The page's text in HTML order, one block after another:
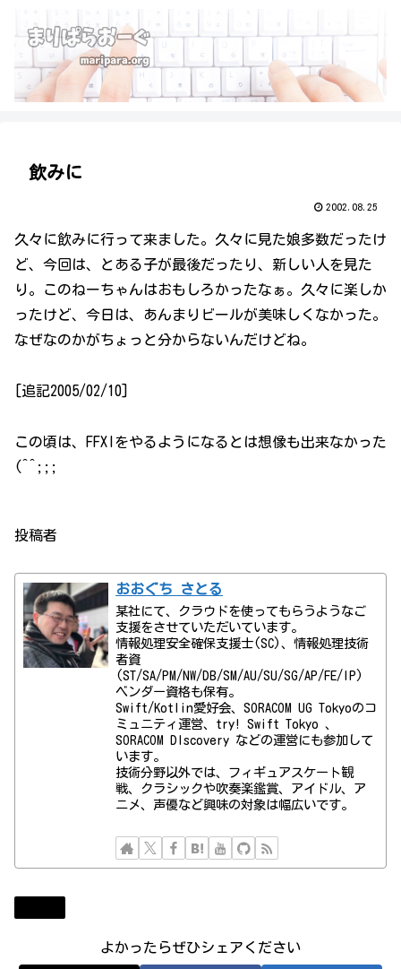
飲みに
2002.08.25
久々に飲みに行って来ました。久々に見た娘多数だったけ
ど、今回は、とある子が最後だったり、新しい人を見た
り。このねーちゃんはおもしろかったなぁ。久々に楽しか
ったけど、今日は、あんまりビールが美味しくなかった。
なぜなのかがちょっと分からないんだけどね。
[追記2005/02/10]
この頃は、FFXIをやるようになるとは想像も出来なかった
(^^;;;
投稿者
おおぐち さとる
某社にて、クラウドを使ってもらうようなご
支援をさせていただいています。
情報処理安全確保支援士(SC)、情報処理技術
者資
(ST/SA/PM/NW/DB/SM/AU/SU/SG/AP/FE/IP)
ベンダー資格も保有。
Swift/Kotlin愛好会、SORACOM UG Tokyoのコ
ミュニティ運営、try! Swift Tokyo 、
SORACOM DIscovery などの運営にも参加して
います。
技術分野以外では、フィギュアスケート観
戦、クラシックや吹奏楽鑑賞、アイドル、ア
ニメ、声優など興味の対象は幅広いです。
よかったらぜひシェアください